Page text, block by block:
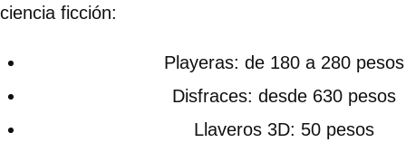
ciencia ficción:
Playeras: de 180 a 280 pesos
Disfraces: desde 630 pesos
Llaveros 3D: 50 pesos